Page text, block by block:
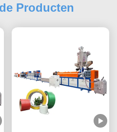
Producten